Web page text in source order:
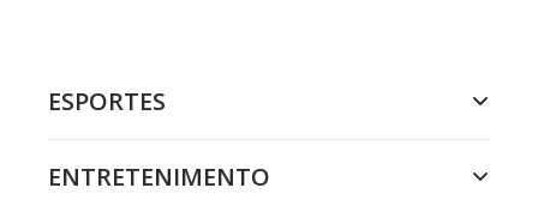
ESPORTES
ENTRETENIMENTO